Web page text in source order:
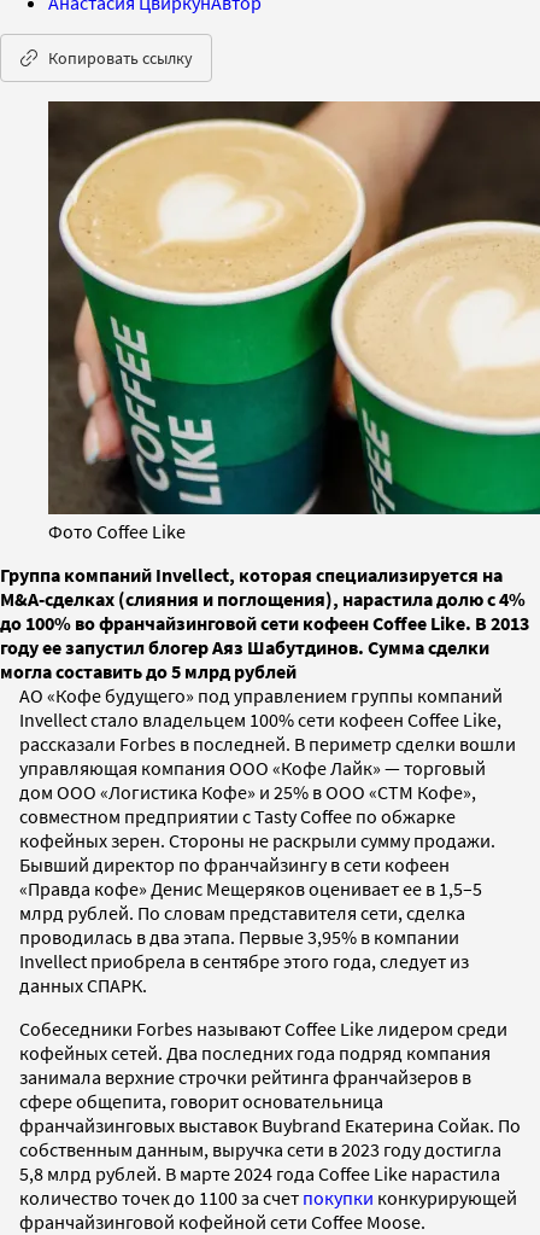
Копировать ссылку
Фото Coffee Like
Группа компаний Invellect, которая специализируется на
M&A-сделках (слияния и поглощения), нарастила долю с 4%
до 100% во франчайзинговой сети кофеен Coffee Like. В 2013
году ее запустил блогер Аяз Шабутдинов. Сумма сделки
могла составить до 5 млрд рублей
АО «Кофе будущего» под управлением группы компаний
Invellect стало владельцем 100% сети кофеен Coffee Like,
рассказали Forbes в последней. В периметр сделки вошли
управляющая компания ООО «Кофе Лайк» — торговый
дом ООО «Логистика Кофе» и 25% в ООО «СТМ Кофе»,
совместном предприятии с Tasty Coffee по обжарке
кофейных зерен. Стороны не раскрыли сумму продажи.
Бывший директор по франчайзингу в сети кофеен
«Правда кофе» Денис Мещеряков оценивает ее в 1,5–5
млрд рублей. По словам представителя сети, сделка
проводилась в два этапа. Первые 3,95% в компании
Invellect приобрела в сентябре этого года, следует из
данных СПАРК.
Собеседники Forbes называют Coffee Like лидером среди
кофейных сетей. Два последних года подряд компания
занимала верхние строчки рейтинга франчайзеров в
сфере общепита, говорит основательница
франчайзинговых выставок Buybrand Екатерина Сойак. По
собственным данным, выручка сети в 2023 году достигла
5,8 млрд рублей. В марте 2024 года Coffee Like нарастила
количество точек до 1100 за счет покупки конкурирующей
франчайзинговой кофейной сети Coffee Moose.